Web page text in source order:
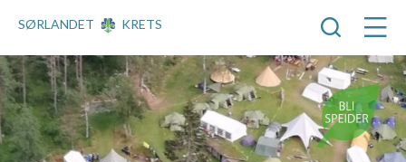
SØRLANDET KRETS